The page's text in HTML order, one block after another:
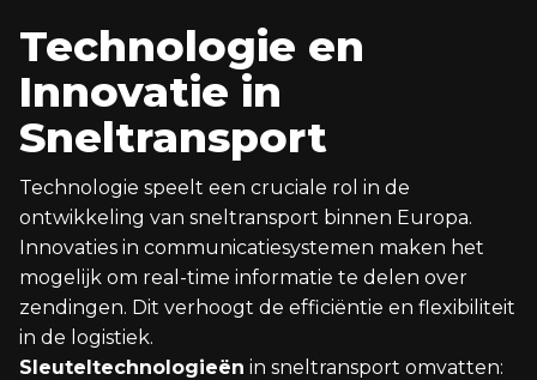
Technologie en
Innovatie in
Sneltransport
Technologie speelt een cruciale rol in de
ontwikkeling van sneltransport binnen Europa.
Innovaties in communicatiesystemen maken het
mogelijk om real-time informatie te delen over
zendingen. Dit verhoogt de efficiëntie en flexibiliteit
in de logistiek.
Sleuteltechnologieën in sneltransport omvatten: